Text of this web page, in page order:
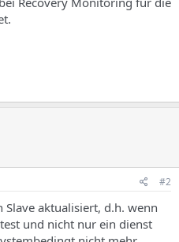
#2
aktualisiert, d.h. wenn
und nicht nur ein dienst